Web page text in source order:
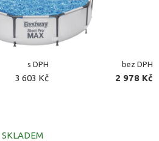
s DPH bez DPH
3 603 Kč 2 978 Kč
SKLADEM